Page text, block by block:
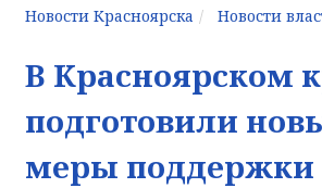
Новости Красноярска Новости
В Красноярском
подготовили
меры поддержки